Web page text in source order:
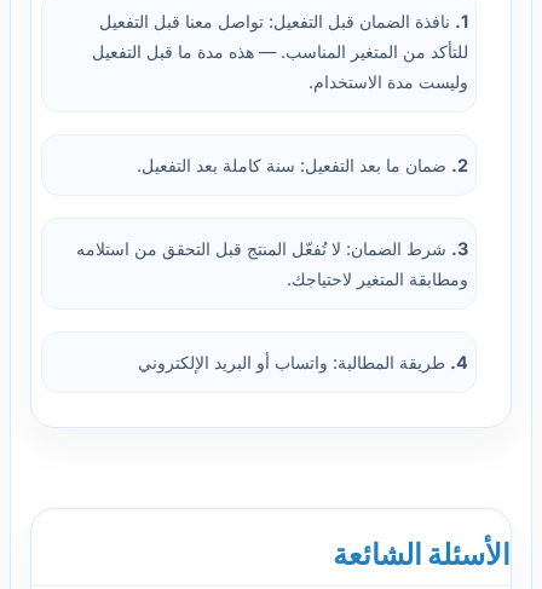
1.
نافذة الضمان قبل التفعيل: تواصل معنا قبل التفعيل
للتأكد من المتغير المناسب. — هذه مدة ما قبل التفعيل
وليست مدة الاستخدام.
2. ضمان ما بعد التفعيل: سنة كاملة بعد التفعيل.
3.
شرط الضمان: لا تُفعّل المنتج قبل التحقق من استلامه
ومطابقة المتغير لاحتياجك.
4. طريقة المطالبة: واتساب أو البريد الإلكتروني
الأسئلة الشائعة